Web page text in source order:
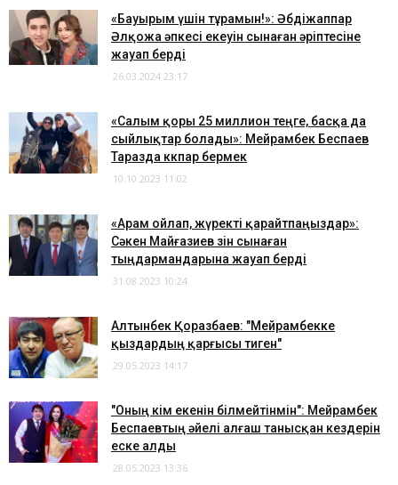
​«Бауырым үшін тұрамын!»: Әбдіжаппар
Әлқожа әпкесі екеуін сынаған әріптесіне
жауап берді
26.03.2024 23:17
​«Салым қоры 25 миллион теңге, басқа да
сыйлықтар болады»: Мейрамбек Беспаев
Таразда көкпар бермек
10.10.2023 11:02
​«Арам ойлап, жүректі қарайтпаңыздар»:
Сәкен Майғазиев өзін сынаған
тыңдармандарына жауап берді
31.08.2023 10:24
Алтынбек Қоразбаев: "Мейрамбекке
қыздардың қарғысы тиген"
29.05.2023 14:17
"Оның кім екенін білмейтінмін": Мейрамбек
Беспаевтың әйелі алғаш танысқан кездерін
еске алды
28.05.2023 13:36